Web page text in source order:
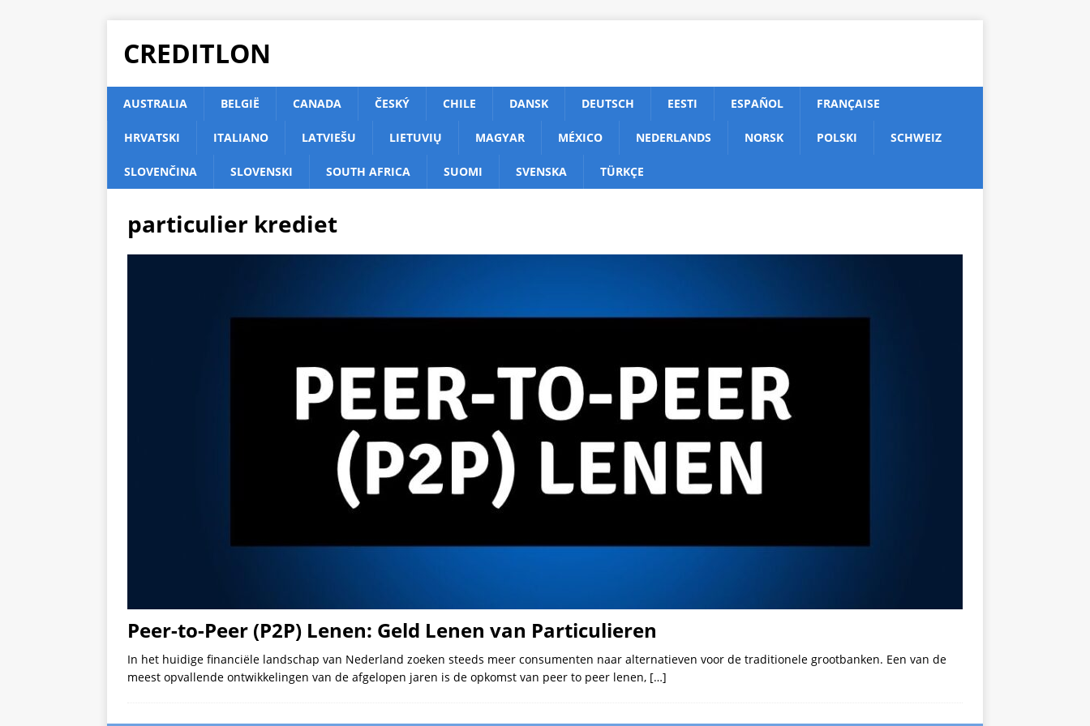
CREDITLON
AUSTRALIA BELGIË CANADA ČESKÝ CHILE DANSK DEUTSCH EESTI ESPAÑOL FRANÇAISE
HRVATSKI ITALIANO LATVIEŠU LIETUVIŲ MAGYAR MÉXICO NEDERLANDS NORSK POLSKI SCHWEIZ
SLOVENČINA SLOVENSKI SOUTH AFRICA SUOMI SVENSKA TÜRKÇE
particulier krediet
Peer-to-Peer (P2P) Lenen: Geld Lenen van Particulieren
In het huidige financiële landschap van Nederland zoeken steeds meer consumenten naar alternatieven voor de traditionele grootbanken. Een van de
meest opvallende ontwikkelingen van de afgelopen jaren is de opkomst van peer to peer lenen, […]